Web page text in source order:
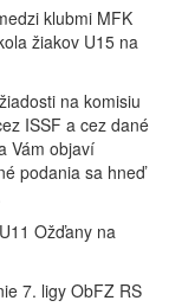
klubmi MFK
žiakov U15 na
na komisiu
ISSF a cez dané
Vám objaví
podania sa hneď
Ožďany na
7. ligy ObFZ RS